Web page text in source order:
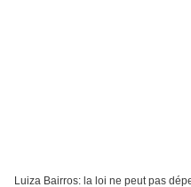
Luiza Bairros: la loi ne peut pas